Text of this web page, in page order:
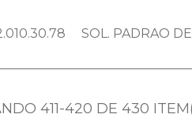
SOL. PADRAO
411-420 DE 430